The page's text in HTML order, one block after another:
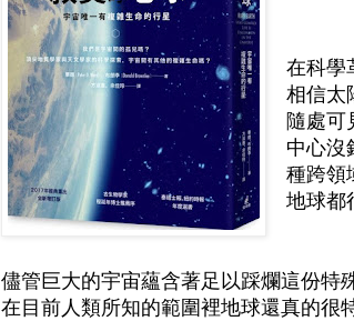
在科學
相信太
隨處可
中心沒
種跨領
地球都
儘管巨大的宇宙蘊含著足以踩爛這份特
在目前人類所知的範圍裡地球還真的很